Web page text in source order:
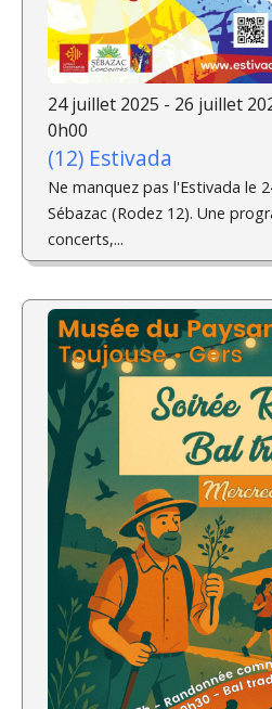
24 juillet 2025 - 26 juillet
0h00
(12) Estivada
Ne manquez pas l'Estivada le
Sébazac (Rodez 12). Une
concerts,...